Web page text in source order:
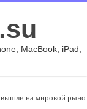
MacBook, iPad,
вышли на мировой